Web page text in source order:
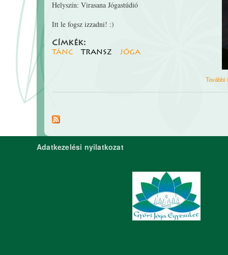
Helyszín: Virasana Jógastúdió
Itt le fogsz izzadni! :)
Címkék:
tánc
transz jóga
További
Adatkezelési nyilatkozat